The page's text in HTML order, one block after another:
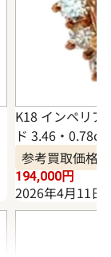
K18 インペリア
ド 3.46・0.78ct
参考買取価格
194,000円
2026年4月11日